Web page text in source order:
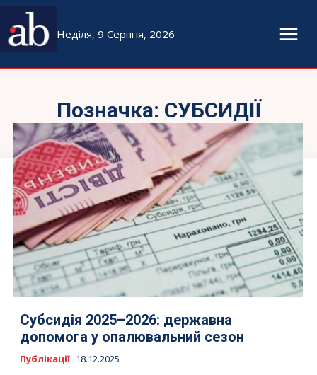
Неділя, 9 Серпня, 2026
Позначка: СУБСИДІЇ
Субсидія 2025–2026: державна
допомога у опалювальний сезон
Публікації 18.12.2025